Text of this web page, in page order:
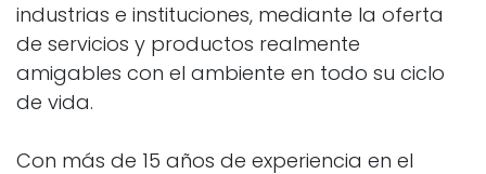
industrias e instituciones, mediante la oferta
de servicios y productos realmente
amigables con el ambiente en todo su ciclo
de vida.
Con más de 15 años de experiencia en el